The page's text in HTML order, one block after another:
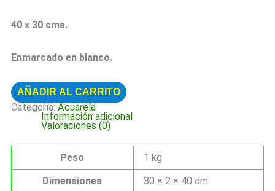
40 x 30 cms.
Enmarcado en blanco.
AÑADIR AL CARRITO
Categoría: Acuarela
Información adicional
Valoraciones (0)
Peso
1 kg
Dimensiones
30 × 2 × 40 cm